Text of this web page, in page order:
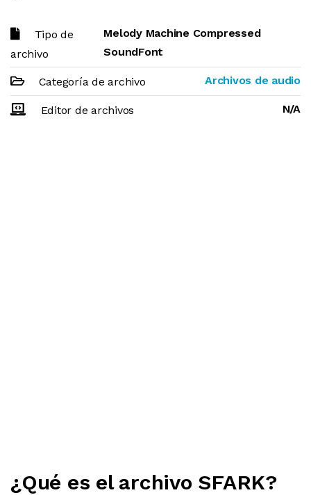
Tipo de
archivo
Melody Machine Compressed
SoundFont
Categoría de archivo Archivos de audio
Editor de archivos N/A
¿Qué es el archivo SFARK?